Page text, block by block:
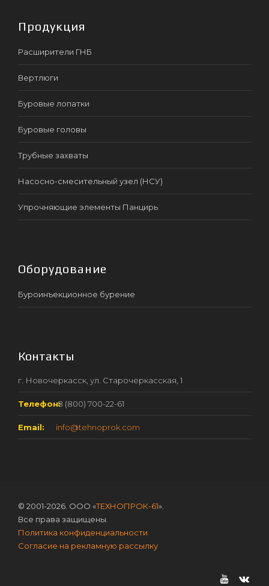
Продукция
Расширители ГНБ
Вертлюги
Буровые лопатки
Буровые головы
Трубные захваты
Насосно-смесительный узел (НСУ)
Упрочняющие элементы Панцирь
Оборудование
Буроинъекционное бурение
Контакты
г. Новочеркасск, ул. Старочеркасская, 1
Телефон:8 (800) 700-22-61
Email: info@tehnoprok.com
© 2001-2026. ООО «ТЕХНОПРОК-61».
Все права защищены.
Политика конфиденциальности
Согласие на рекламную рассылку